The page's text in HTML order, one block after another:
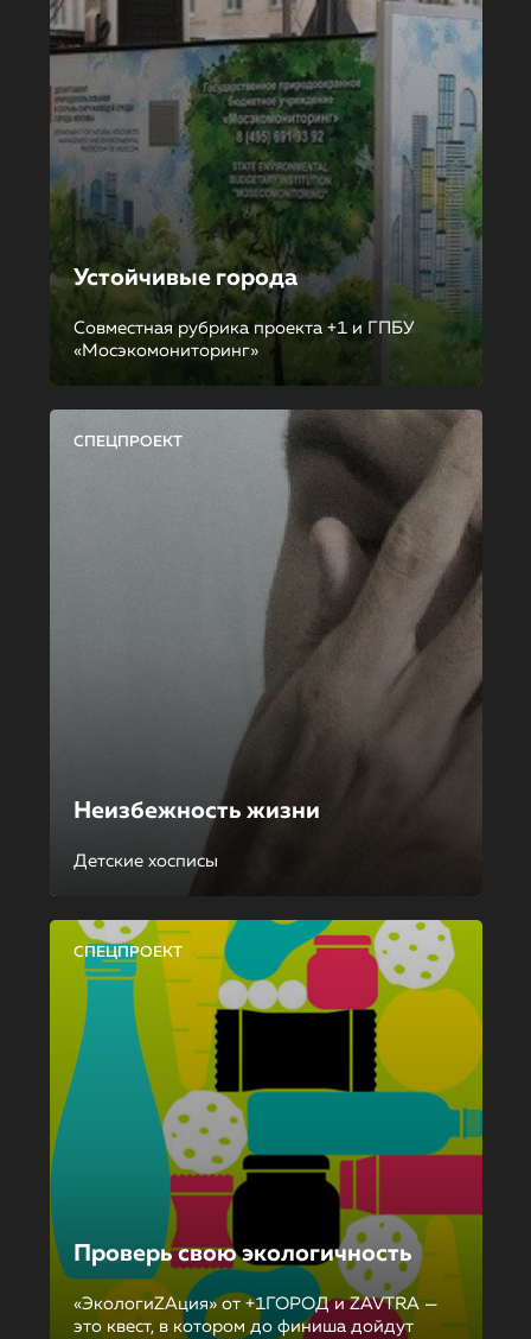
Устойчивые города
Совместная рубрика проекта +1 и ГПБУ
«Мосэкомониторинг»
СПЕЦПРОЕКТ
Неизбежность жизни
Детские хосписы
СПЕЦПРОЕКТ
Проверь свою экологичность
«ЭкологиZAция» от +1ГОРОД и ZAVTRA —
это квест, в котором до финиша дойдут